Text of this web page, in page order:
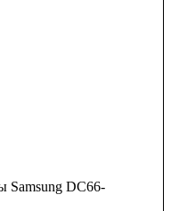
Samsung DC66-